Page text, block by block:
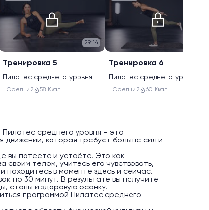
29:14
Тренировка 5
Пилатес среднего уровня
Средний 58 Ккал
Тренировка 6
Пилатес среднего уровня
Средний 60 Ккал
среднего уровня – это
движений, которая требует больше сил и
вы потеете и устаёте. Это как
своим телом, учитесь его чувствовать,
находитесь в моменте здесь и сейчас.
по 30 минут. В результате вы получите
стопы и здоровую осанку.
программой Пилатес среднего